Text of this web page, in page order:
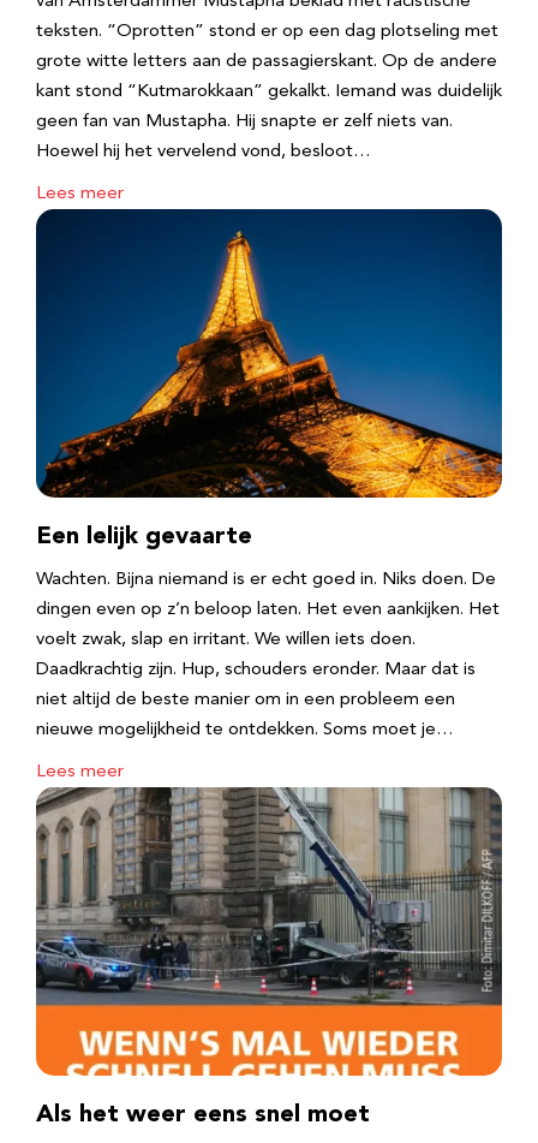
teksten. “Oprotten” stond er op een dag plotseling met
grote witte letters aan de passagierskant. Op de andere
kant stond “Kutmarokkaan” gekalkt. Iemand was duidelijk
geen fan van Mustapha. Hij snapte er zelf niets van.
Hoewel hij het vervelend vond, besloot…
Lees meer
Een lelijk gevaarte
Wachten. Bijna niemand is er echt goed in. Niks doen. De
dingen even op z’n beloop laten. Het even aankijken. Het
voelt zwak, slap en irritant. We willen iets doen.
Daadkrachtig zijn. Hup, schouders eronder. Maar dat is
niet altijd de beste manier om in een probleem een
nieuwe mogelijkheid te ontdekken. Soms moet je…
Lees meer
Als het weer eens snel moet